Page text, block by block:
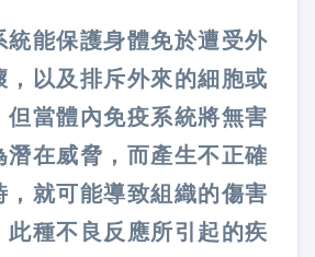
統能保護身體免於遭受外
，以及排斥外來的細胞或
但當體內免疫系統將無害
潛在威脅，而產生不正確
，就可能導致組織的傷害
此種不良反應所引起的疾